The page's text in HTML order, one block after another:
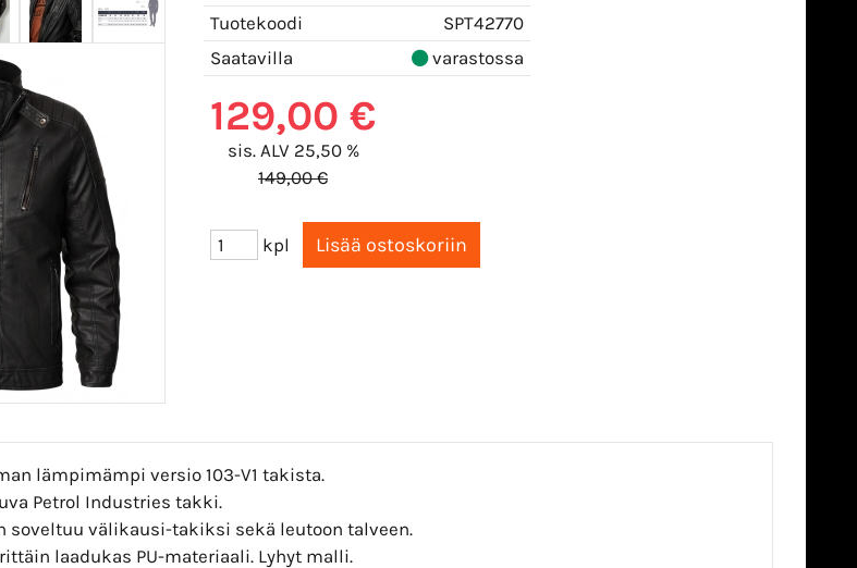
Tuotekoodi
SPT42770
Saatavilla
varastossa
129,00 €
sis. ALV 25,50 %
149,00 €
kpl
lämpimämpi versio 103-V1 takista.
Petrol Industries takki.
soveltuu välikausi-takiksi sekä leutoon talveen.
laadukas PU-materiaali. Lyhyt malli.